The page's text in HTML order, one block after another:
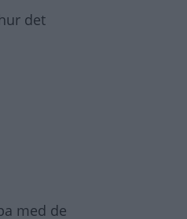
det
med de